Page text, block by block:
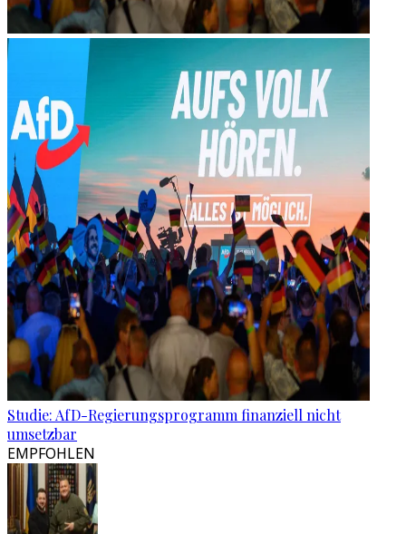
Studie: AfD-Regierungsprogramm finanziell nicht
umsetzbar
EMPFOHLEN